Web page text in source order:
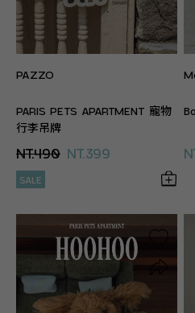
PAZZO
PARIS PETS APARTMENT 寵物
行李吊牌
NT.490 NT.399
SALE